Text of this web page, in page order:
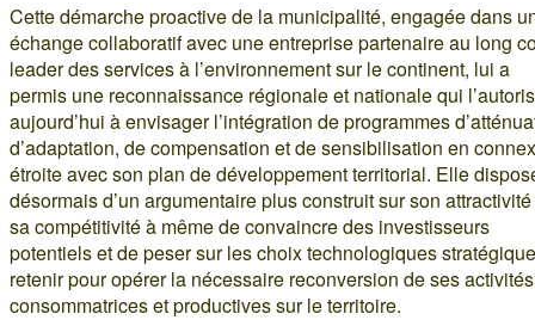
Cette démarche proactive de la municipalité, engagée dans
échange collaboratif avec une entreprise partenaire au long
leader des services à l’environnement sur le continent, lui a
permis une reconnaissance régionale et nationale qui
aujourd’hui à envisager l’intégration de programmes
d’adaptation, de compensation et de sensibilisation en
étroite avec son plan de développement territorial. Elle
désormais d’un argumentaire plus construit sur son
sa compétitivité à même de convaincre des investisseurs
potentiels et de peser sur les choix technologiques
retenir pour opérer la nécessaire reconversion de ses activités
consommatrices et productives sur le territoire.